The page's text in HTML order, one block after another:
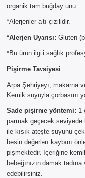
organik tam buğday unu.
*Alerjenler altı çizilidir.
*Alerjen Uyarısı: Gluten
*Bu ürün ilgili sağlık
Pişirme Tavsiyesi
Arpa Şehriyeyı, makarna
Kemik suyuyla çorbasını
Sade pişirme yöntemi: 1
parmak geçecek seviyede
ile kısık ateşte suyunu
besin değerlerı kaybını
pişmektedir. İçeriğine
bebeğınızın damak
edebilirsiniz.
ürünü
TESLİMAT
TESLİMAT